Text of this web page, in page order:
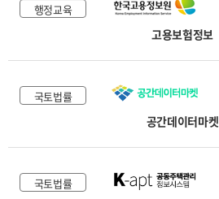
행정교육
고용보험정보
국토법률
공간데이터마켓
국토법률